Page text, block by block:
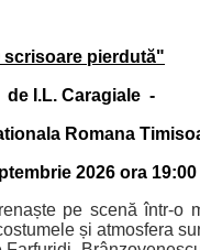
pierdută"
de I.L. Caragiale -
Romana
2026 ora 19:00
pe scenă într-o
și atmosfera